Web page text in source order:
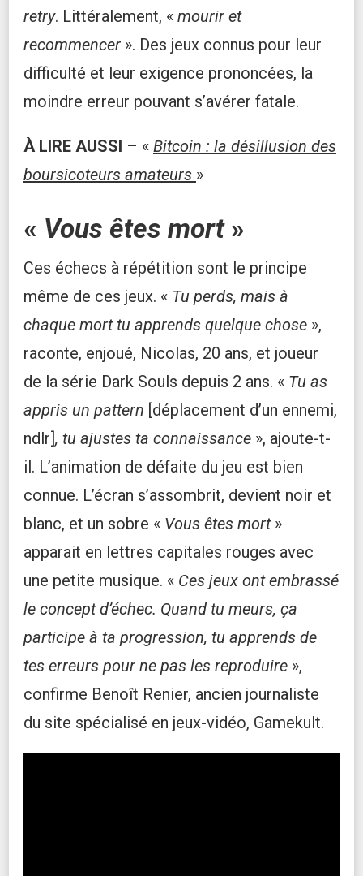
retry. Littéralement, « mourir et
recommencer ». Des jeux connus pour leur
difficulté et leur exigence prononcées, la
moindre erreur pouvant s’avérer fatale.
À LIRE AUSSI – « Bitcoin : la désillusion des
boursicoteurs amateurs »
« Vous êtes mort »
Ces échecs à répétition sont le principe
même de ces jeux. « Tu perds, mais à
chaque mort tu apprends quelque chose »,
raconte, enjoué, Nicolas, 20 ans, et joueur
de la série Dark Souls depuis 2 ans. « Tu as
appris un pattern [déplacement d’un ennemi,
ndlr], tu ajustes ta connaissance », ajoute-t-
il. L’animation de défaite du jeu est bien
connue. L’écran s’assombrit, devient noir et
blanc, et un sobre « Vous êtes mort »
apparait en lettres capitales rouges avec
une petite musique. « Ces jeux ont embrassé
le concept d’échec. Quand tu meurs, ça
participe à ta progression, tu apprends de
tes erreurs pour ne pas les reproduire »,
confirme Benoît Renier, ancien journaliste
du site spécialisé en jeux-vidéo, Gamekult.